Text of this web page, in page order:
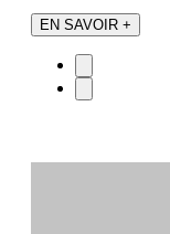
EN SAVOIR +